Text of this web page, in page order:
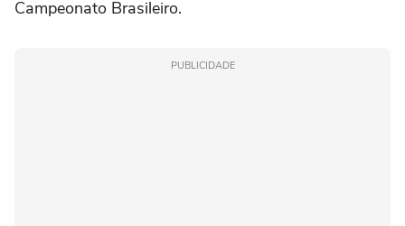
Campeonato Brasileiro.
PUBLICIDADE